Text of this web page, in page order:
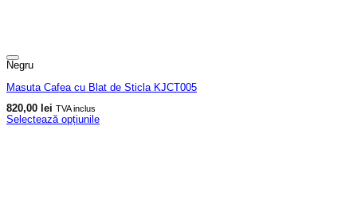
Negru
Masuta Cafea cu Blat de Sticla KJCT005
820,00 lei TVA inclus
Selectează opțiunile